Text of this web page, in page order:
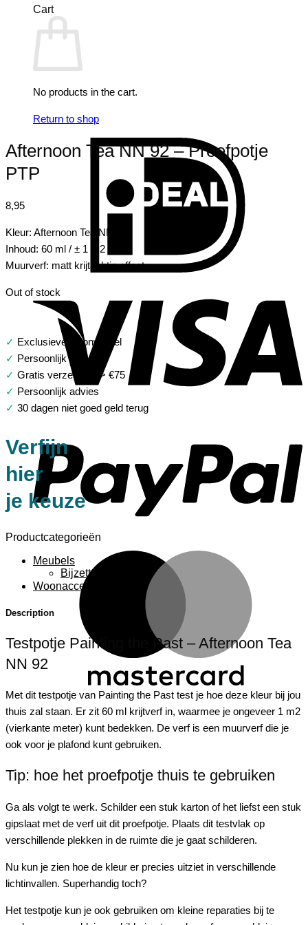
Cart
No products in the cart.
Return to shop
Afternoon Tea NN 92 – Proefpotje
PTP
8,95
Kleur: Afternoon Tea NN 92
Inhoud: 60 ml / ± 1 m2
Muurverf: matt krijtachtig effect
Out of stock
✓ Exclusieve woonwinkel
✓ Persoonlijk advies
✓ Gratis verzending > €75
✓ Persoonlijk advies
✓ 30 dagen niet goed geld terug
Verfijn
hier
je keuze
Productcategorieën
Meubels
Bijzettafels
Woonaccessoires
Description
Testpotje Painting the Past – Afternoon Tea
NN 92
Met dit testpotje van Painting the Past test je hoe deze kleur bij jou
thuis zal staan. Er zit 60 ml krijtverf in, waarmee je ongeveer 1 m2
(vierkante meter) kunt bedekken. De verf is een muurverf die je
ook voor je plafond kunt gebruiken.
Tip: hoe het proefpotje thuis te gebruiken
Ga als volgt te werk. Schilder een stuk karton of het liefst een stuk
gipslaat met de verf uit dit proefpotje. Plaats dit testvlak op
verschillende plekken in de ruimte die je gaat schilderen.
Nu kun je zien hoe de kleur er precies uitziet in verschillende
lichtinvallen. Superhandig toch?
Het testpotje kun je ook gebruiken om kleine reparaties bij te